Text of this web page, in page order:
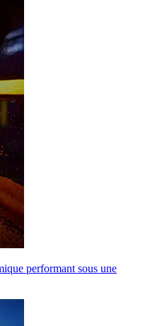
performant sous une